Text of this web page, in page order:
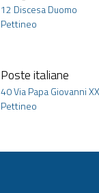
Credito Cooperativo
Mutuo Soccorso
12 Discesa Duomo
Pettineo
Poste italiane
40 Via Papa Giovanni
Pettineo